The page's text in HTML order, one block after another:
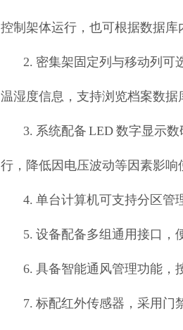
控制架体运行，也可根据数据库
2. 密集架固定列与移动列可
温湿度信息，支持浏览档案数据
3. 系统配备 LED 数字显示
行，降低因电压波动等因素影响
4. 单台计算机可支持分区管
5. 设备配备多组通用接口，
6. 具备智能通风管理功能，
7. 标配红外传感器，采用门